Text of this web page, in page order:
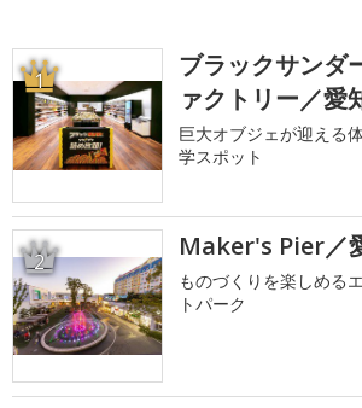
1
ブラックサンダ
ァクトリー／愛
巨大オブジェが迎える
学スポット
2 Maker's Pier／
ものづくりを楽しめる
トパーク